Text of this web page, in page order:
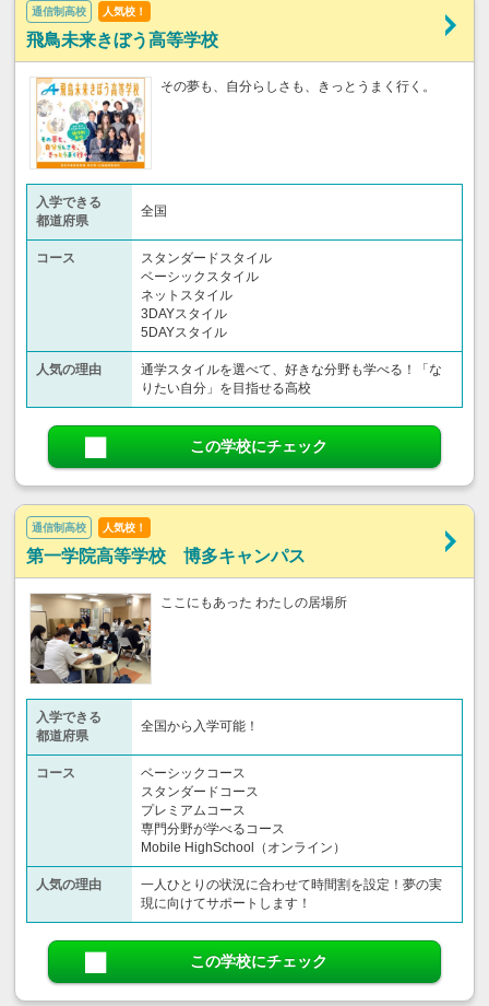
通信制高校 人気校！
飛鳥未来きぼう高等学校
その夢も、自分らしさも、きっとうまく行く。
入学できる
都道府県
全国
コース
スタンダードスタイル
ベーシックスタイル
ネットスタイル
3DAYスタイル
5DAYスタイル
人気の理由
通学スタイルを選べて、好きな分野も学べる！「な
りたい自分」を目指せる高校
この学校にチェック
通信制高校 人気校！
第一学院高等学校 博多キャンパス
ここにもあった わたしの居場所
入学できる
都道府県
全国から入学可能！
コース
ベーシックコース
スタンダードコース
プレミアムコース
専門分野が学べるコース
Mobile HighSchool（オンライン）
人気の理由
一人ひとりの状況に合わせて時間割を設定！夢の実
現に向けてサポートします！
この学校にチェック